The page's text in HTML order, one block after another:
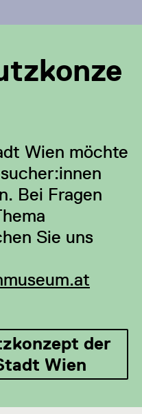
Wien möchte
Bei Fragen
Sie uns
der
Wien